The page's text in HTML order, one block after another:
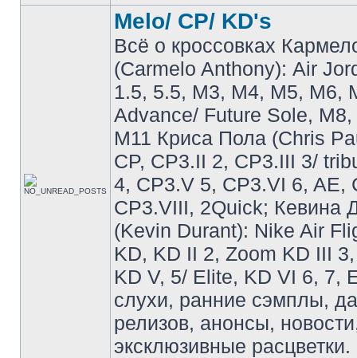
Melo/ CP/ KD's
Всё о кроссовках
(Carmelo Anthony): Air
1.5, 5.5, M3, M4, M5, M6,
Advance/ Future Sole,
M11 Криса Пола (Chris
CP, CP3.II 2, CP3.III 3/
4, CP3.V 5, CP3.VI 6, AE,
CP3.VIII, 2Quick; Кевина
(Kevin Durant): Nike Air
KD, KD II 2, Zoom KD III
KD V, 5/ Elite, KD VI 6, 7,
слухи, ранние сэмплы,
релизов, анонсы,
эксклюзивные расцветки.